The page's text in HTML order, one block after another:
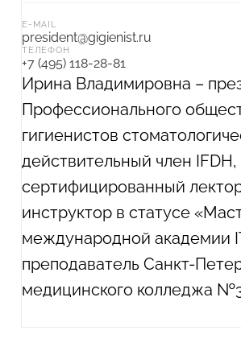
E-MAIL
president@gigienist.ru
ТЕЛЕФОН
+7 (495) 118-28-81
Ирина Владимировна –
Профессионального
гигиенистов
действительный член IFDH,
сертифицированный
инструктор в статусе
международной академии
преподаватель Санкт-
медицинского колледжа